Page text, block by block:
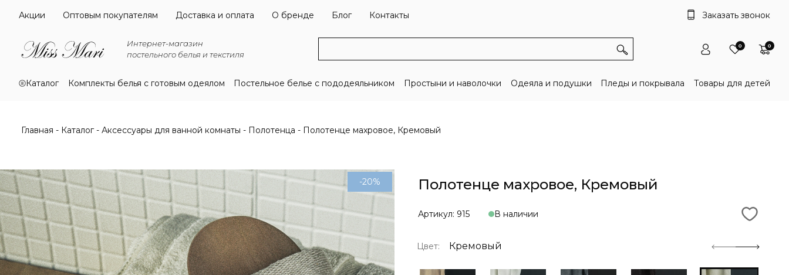
Акции Оптовым покупателям Доставка и оплата О бренде Блог Контакты Заказать звонок
Интернет-магазин
постельного белья и текстиля
0 0
Каталог Комплекты белья с готовым одеялом Постельное белье с пододеяльником Простыни и наволочки Одеяла и подушки Пледы и покрывала Товары для детей
Главная Каталог Аксессуары для ванной комнаты Полотенца Полотенце махровое, Кремовый
-20% Полотенце махровое, Кремовый
Артикул: 915 В наличии
Цвет: Кремовый